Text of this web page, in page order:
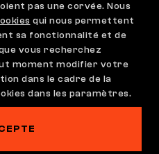
Réclamations et garantie
de Réclamation
pas une corvée. Nous
qui nous permettent
sa fonctionnalité et de
vous recherchez
moment modifier votre
dans le cadre de la
dans les paramètres.